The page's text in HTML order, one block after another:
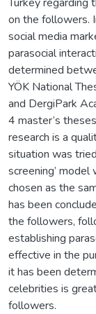
on the followers.
social media
parasocial
determined
YÖK National
and DergiPark
4 master’s
research is a
situation was
screening’
chosen as the
has been
the followers,
establishing
effective in the
it has been
celebrities is
followers.